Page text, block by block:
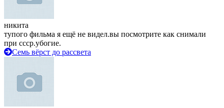
никита
тупого фильма я ещё не видел.вы посмотрите как снимали
при ссср.убогие.
Семь вёрст до рассвета